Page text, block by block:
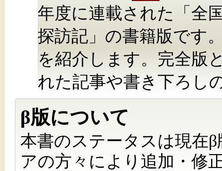
年度に連載された「全
探訪記」の書籍版です
を紹介します。完全版
れた記事や書き下ろし
β版について
本書のステータスは現在
アの方々により追加・修